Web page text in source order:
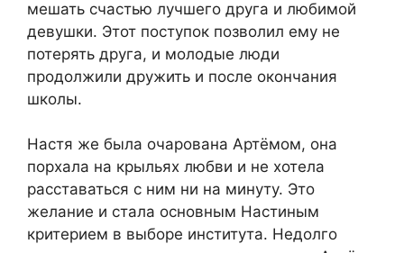
мешать счастью лучшего друга и любимой
девушки. Этот поступок позволил ему не
потерять друга, и молодые люди
продолжили дружить и после окончания
школы.
Настя же была очарована Артёмом, она
порхала на крыльях любви и не хотела
расставаться с ним ни на минуту. Это
желание и стала основным Настиным
критерием в выборе института. Недолго